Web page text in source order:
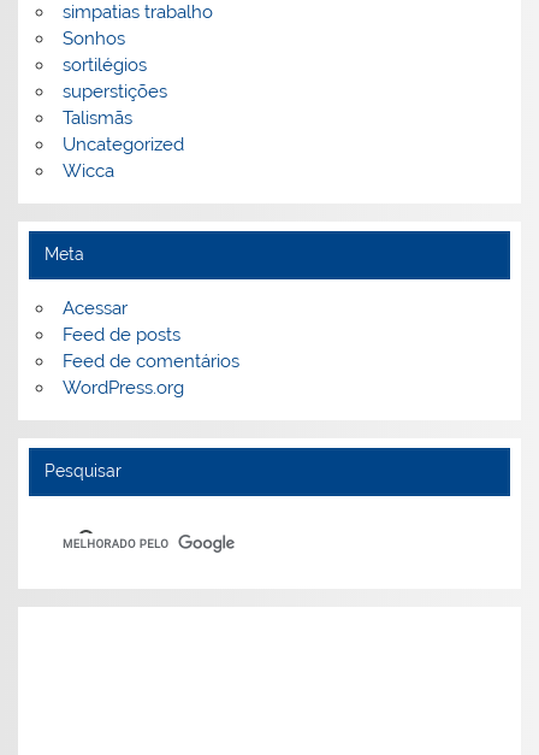
simpatias trabalho
Sonhos
sortilégios
superstições
Talismãs
Uncategorized
Wicca
Meta
Acessar
Feed de posts
Feed de comentários
WordPress.org
Pesquisar